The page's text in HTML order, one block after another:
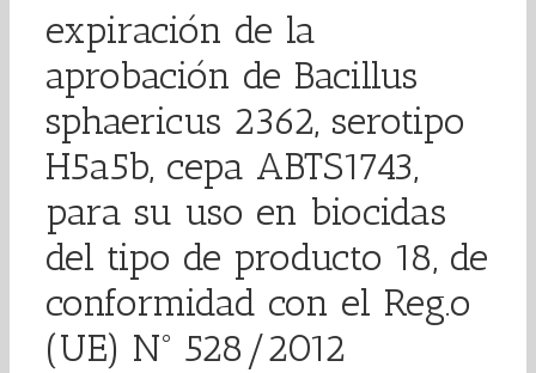
expiración de la
aprobación de Bacillus
sphaericus 2362, serotipo
H5a5b, cepa ABTS1743,
para su uso en biocidas
del tipo de producto 18, de
conformidad con el Reg.o
(UE) Nº 528/2012